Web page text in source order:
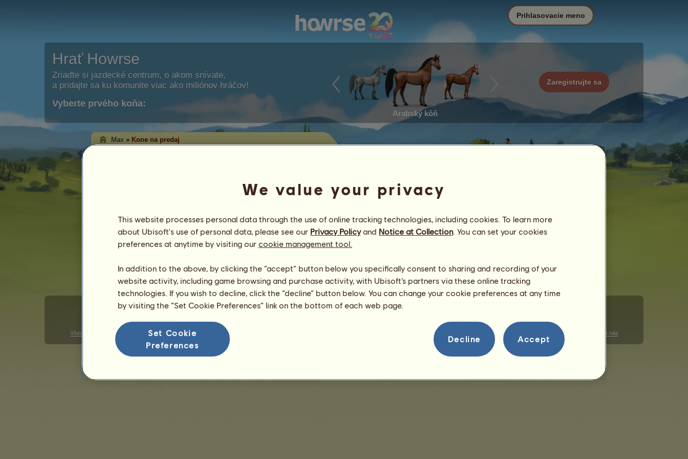
Hrať Howrse
Zriaďte si jazdecké centrum, o akom snívate,
a pridajte sa ku komunite viac ako miliónov hráčov!
Vyberte prvého koňa:
Arabský kôň
Zaregistrujte sa
Prihlasovacie meno
Max » Kone na predaj
Kôň Charakteristika
Úspechy
Schopnosti/ Genetika
Predmety Dátum Cena
Nie sú žiadne predaje na zobrazenie
Všeobecné podmienky použitia Zásady ochrany osobných údajov Právne informácie Správa súborov cookies Kódex správania Kontaktujte nás
We value your privacy
This website processes personal data through the use of online tracking technologies, including cookies. To learn more
about Ubisoft's use of personal data, please see our Privacy Policyand Notice at Collection. You can set your cookies
preferences at anytime by visiting our cookie management tool.
In addition to the above, by clicking the “accept” button below you specifically consent to sharing and recording of your
website activity, including game browsing and purchase activity, with Ubisoft’s partners via these online tracking
technologies. If you wish to decline, click the “decline” button below. You can change your cookie preferences at any time
by visiting the “Set Cookie Preferences” link on the bottom of each web page.
Set Cookie
Preferences
Decline Accept